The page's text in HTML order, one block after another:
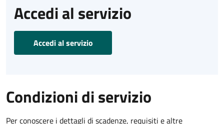
Accedi al servizio
Accedi al servizio
Condizioni di servizio
Per conoscere i dettagli di scadenze, requisiti e altre